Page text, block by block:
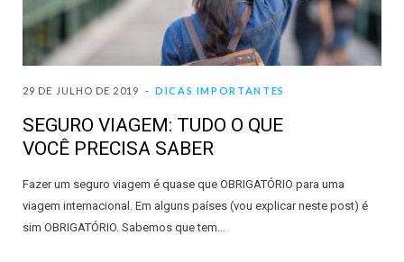
DICAS IMPORTANTES
29 DE JULHO DE 2019
SEGURO VIAGEM: TUDO O QUE
VOCÊ PRECISA SABER
Fazer um seguro viagem é quase que OBRIGATÓRIO para uma
viagem internacional. Em alguns países (vou explicar neste post) é
sim OBRIGATÓRIO. Sabemos que tem…